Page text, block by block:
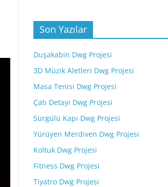
Son Yazılar
Duşakabin Dwg Projesi
3D Müzik Aletleri Dwg Projesi
Masa Tenisi Dwg Projesi
Çatı Detayı Dwg Projesi
Sürgülü Kapı Dwg Projesi
Yürüyen Merdiven Dwg Projesi
Koltuk Dwg Projesi
Fitness Dwg Projesi
Tiyatro Dwg Projesi